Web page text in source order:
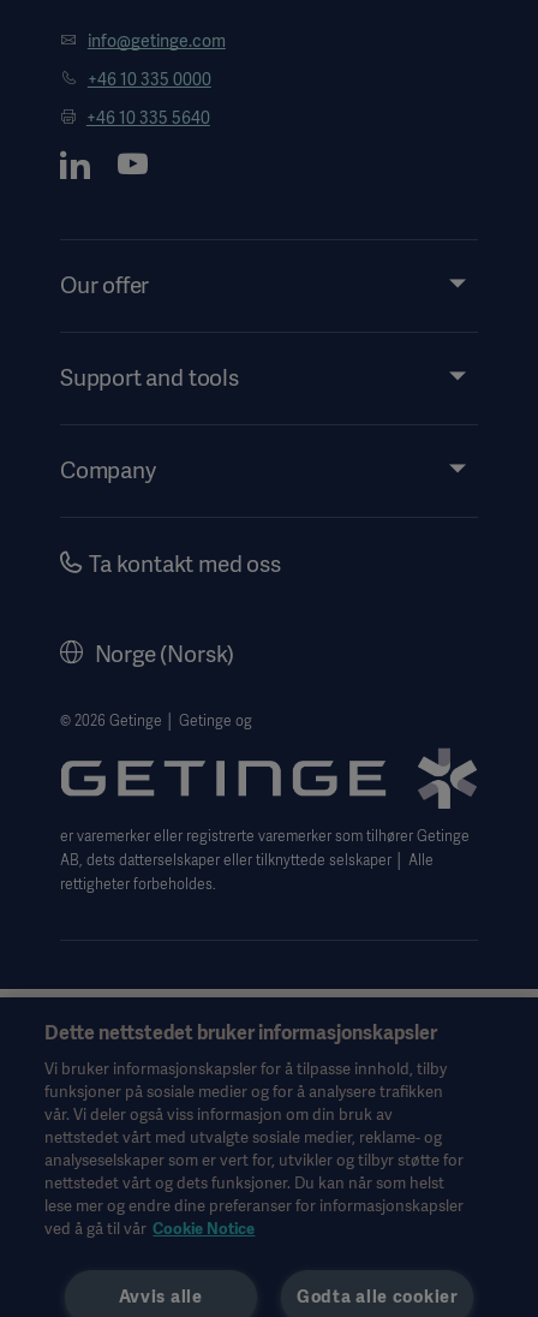
info@getinge.com
+46 10 335 0000
+46 10 335 5640
Our offer
Services
Support and tools
Events
Company
Careers
Website Privacy Policy
Website use disclaimer
Cookie Notice
Data Subject Request Form
Ta kontakt med oss
Norge (Norsk)
© 2026 Getinge │ Getinge og
er varemerker eller registrerte varemerker som tilhører Getinge
AB, dets datterselskaper eller tilknyttede selskaper │ Alle
rettigheter forbeholdes.
Denne informasjonen er utelukkende ment for helsepersonell
eller andre fagpersoner og er bare til orientering. Den er ikke
uttømmende og erstatter derfor ikke bruksanvisningen,
servicehåndboken eller medisinsk rådgivning. Getinge er ikke
ansvarlig for det andre parter gjør eller ikke gjør på bakgrunn av
dette materialet, og brukeren bærer risikoen for sin bruk av
materialet.
Det er ikke sikkert behandlinger, løsninger eller produkter som
nevnes i materialet, er tilgjengelige eller tillatt i det landet hvor
brukes uten skriftlig tillatelse fra Getinge.
Denne informasjonen er ment for et internasjonalt publikum
Dette nettstedet bruker informasjonskapsler
Vi bruker informasjonskapsler for å tilpasse innhold, tilby
funksjoner på sosiale medier og for å analysere trafikken
vår. Vi deler også viss informasjon om din bruk av
nettstedet vårt med utvalgte sosiale medier, reklame- og
analyseselskaper som er vert for, utvikler og tilbyr støtte for
nettstedet vårt og dets funksjoner. Du kan når som helst
lese mer og endre dine preferanser for informasjonskapsler
ved å gå til vår Cookie Notice
Godta alle cookier
Avvis alle